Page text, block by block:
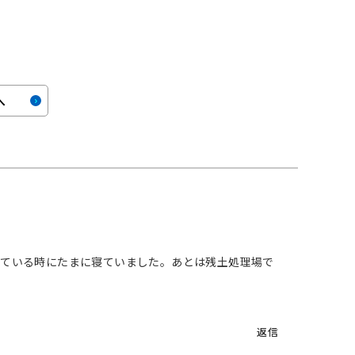
いる時にたまに寝ていました。あとは残土処理場で
返信